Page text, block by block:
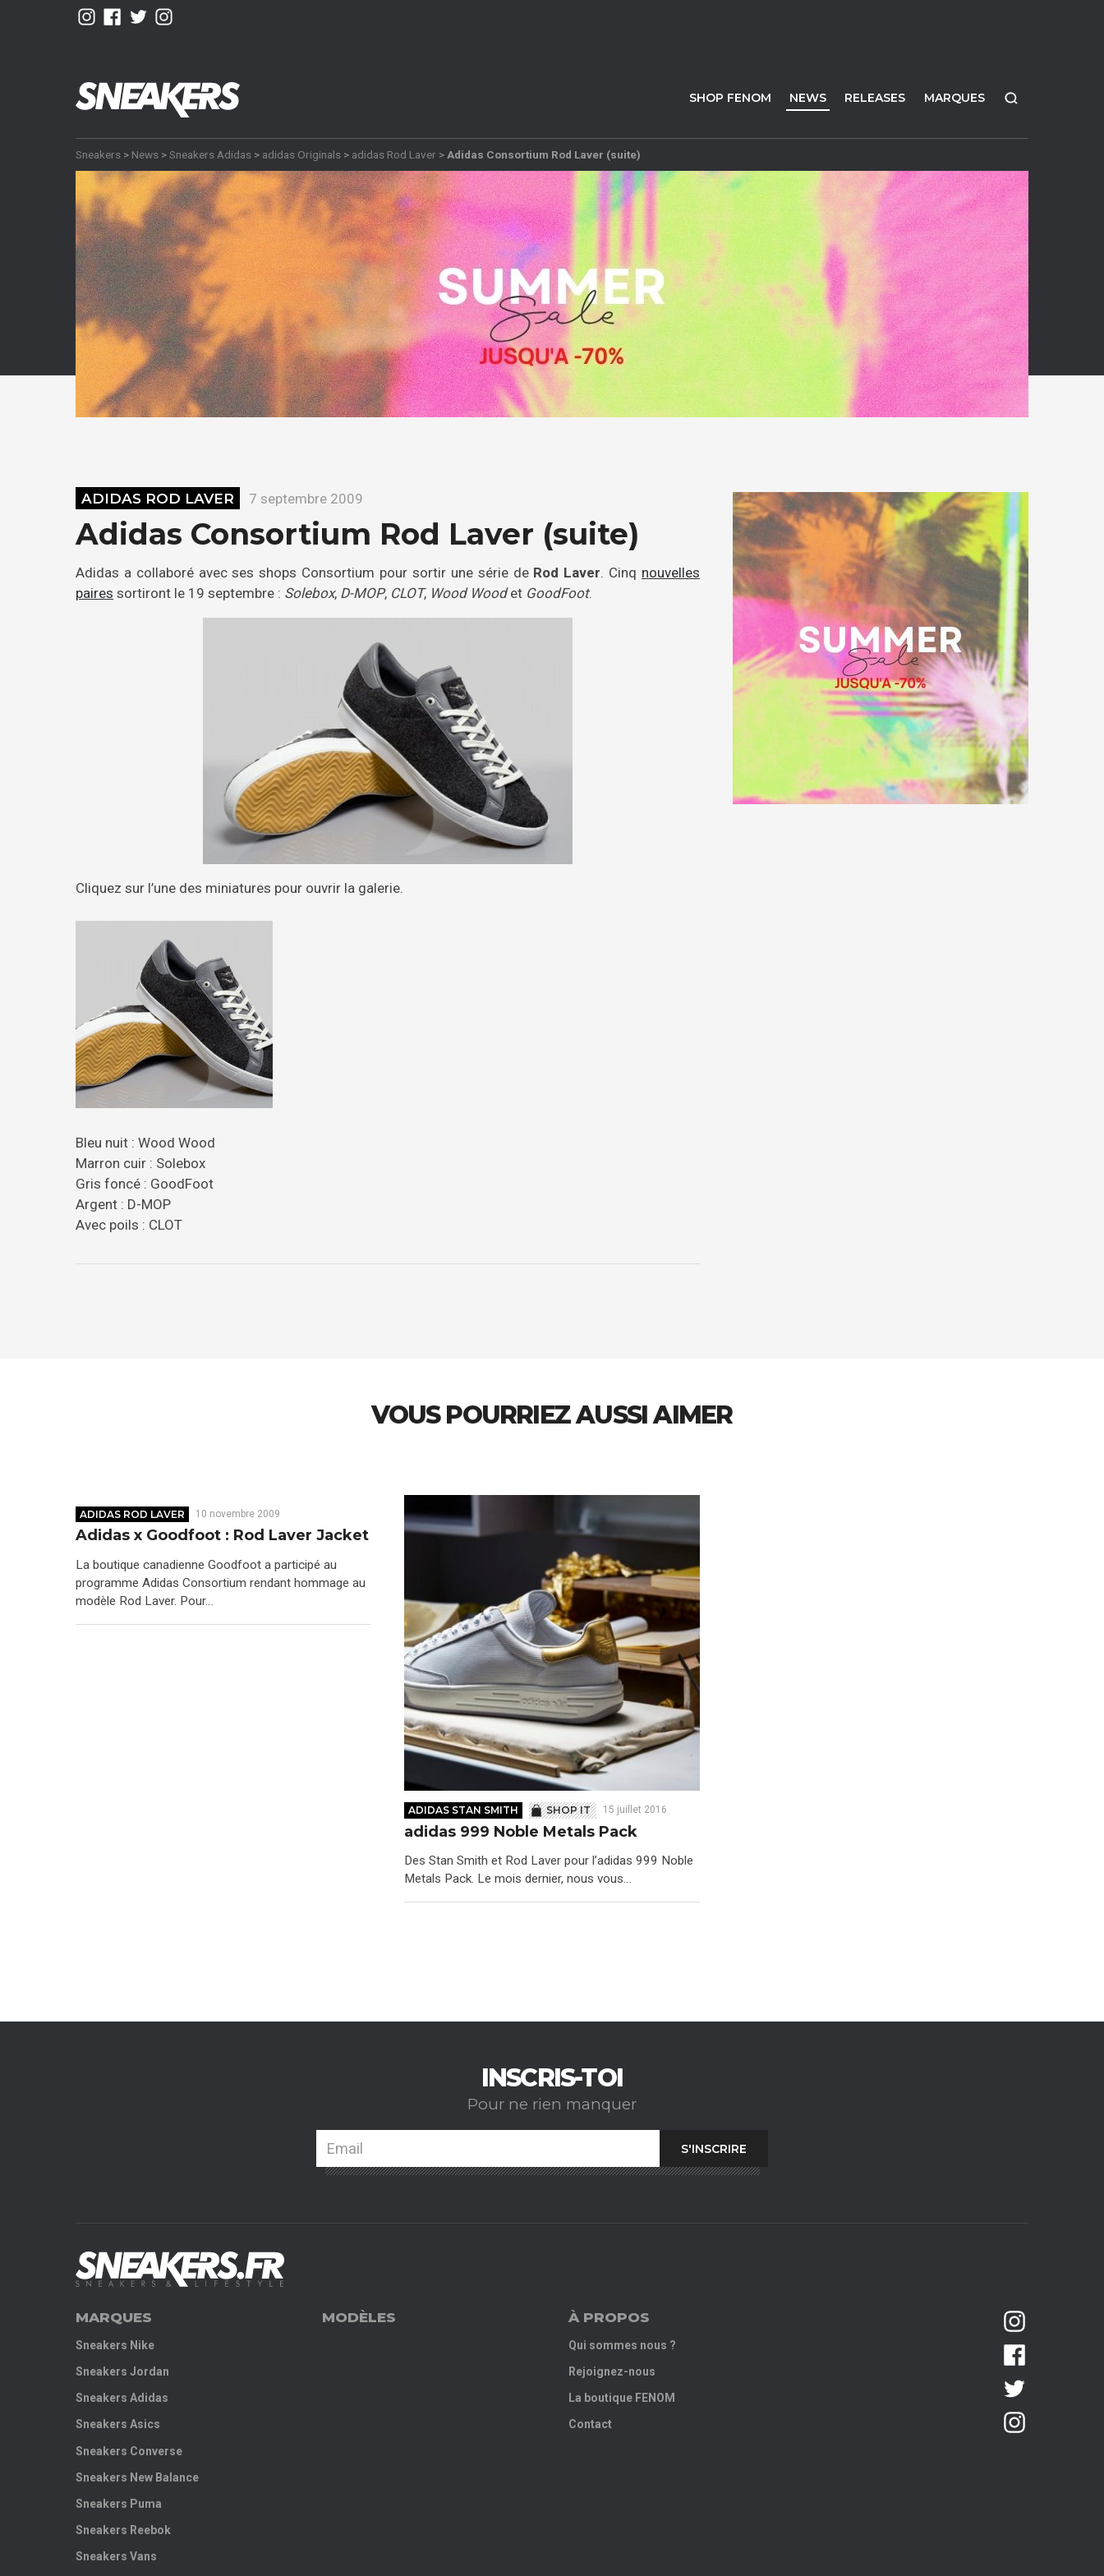
SHOP FENOM NEWS RELEASES MARQUES
Sneakers > News >Sneakers Adidas > adidas Originals > adidas Rod Laver > Adidas Consortium Rod Laver (suite)
ADIDAS ROD LAVER 7 septembre 2009
Adidas Consortium Rod Laver (suite)
Adidas a collaboré avec ses shops Consortium pour sortir une série de Rod Laver. Cinq nouvelles
paires sortiront le 19 septembre : Solebox, D-MOP, CLOT, Wood Woodet GoodFoot.
Cliquez sur l’une des miniatures pour ouvrir la galerie.
Bleu nuit : Wood Wood
Marron cuir : Solebox
Gris foncé : GoodFoot
Argent : D-MOP
Avec poils : CLOT
VOUS POURRIEZ AUSSI AIMER
ADIDAS ROD LAVER 10 novembre 2009
Adidas x Goodfoot : Rod Laver Jacket
La boutique canadienne Goodfoot a participé au
programme Adidas Consortium rendant hommage au
modèle Rod Laver. Pour…
ADIDAS STAN SMITH SHOP IT 15 juillet 2016
adidas 999 Noble Metals Pack
Des Stan Smith et Rod Laver pour l’adidas 999 Noble
Metals Pack. Le mois dernier, nous vous…
INSCRIS-TOI
Pour ne rien manquer
MARQUES
Sneakers Nike
Sneakers Jordan
Sneakers Adidas
Sneakers Asics
Sneakers Converse
Sneakers New Balance
Sneakers Puma
Sneakers Reebok
Sneakers Vans
MODÈLES À PROPOS
Qui sommes nous ?
Rejoignez-nous
La boutique FENOM
Contact